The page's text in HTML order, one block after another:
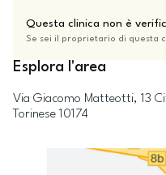
Questa clinica non è
Se sei il proprietario di questa
Esplora l'area
Via Giacomo Matteotti, 13
Torinese 10174